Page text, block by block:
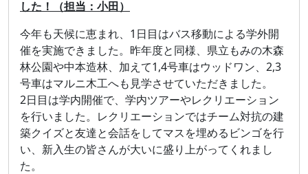
した！（担当：小田）
今年も天候に恵まれ、1日目はバス移動による学外開
催を実施できました。昨年度と同様、県立もみの木森
林公園や中本造林、加えて1,4号車はウッドワン、2,3
号車はマルニ木工へも見学させていただきました。
2日目は学内開催で、学内ツアーやレクリエーション
を行いました。レクリエーションではチーム対抗の建
築クイズと友達と会話をしてマスを埋めるビンゴを行
い、新入生の皆さんが大いに盛り上がってくれまし
た。